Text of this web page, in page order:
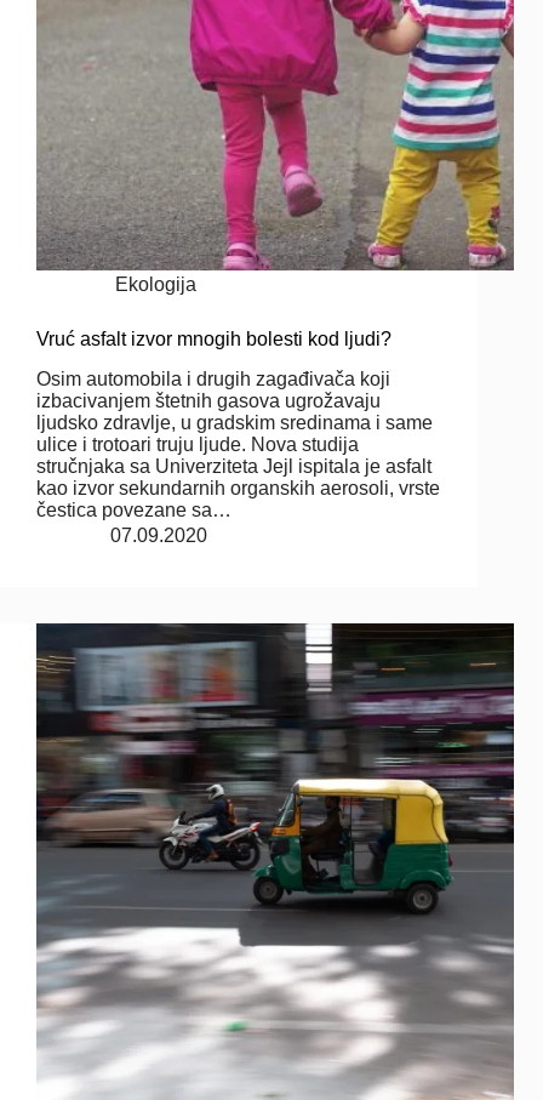
Ekologija
Vruć asfalt izvor mnogih bolesti kod ljudi?
Osim automobila i drugih zagađivača koji
izbacivanjem štetnih gasova ugrožavaju
ljudsko zdravlje, u gradskim sredinama i same
ulice i trotoari truju ljude. Nova studija
stručnjaka sa Univerziteta Jejl ispitala je asfalt
kao izvor sekundarnih organskih aerosoli, vrste
čestica povezane sa…
07.09.2020